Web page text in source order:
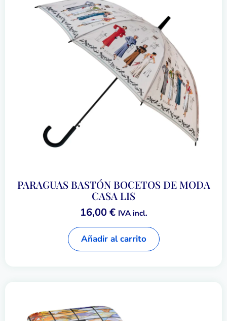
PARAGUAS BASTÓN BOCETOS DE MODA
CASA LIS
16,00€ IVA incl.
Añadir al carrito